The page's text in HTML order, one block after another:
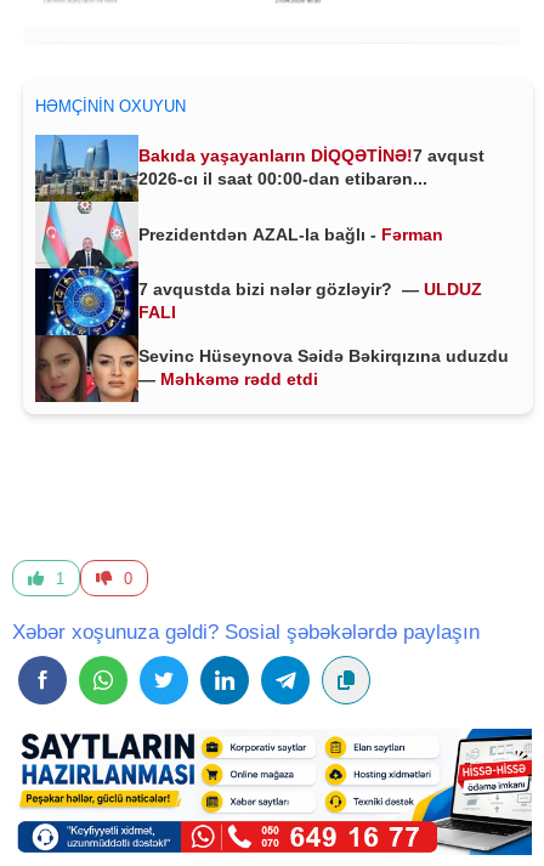
HƏMÇININ OXUYUN
Bakıda yaşayanların DİQQƏTİNƏ!7 avqust
2026-cı il saat 00:00-dan etibarən...
Prezidentdən AZAL-la bağlı - Fərman
7 avqustda bizi nələr gözləyir? — ULDUZ
FALI
Sevinc Hüseynova Səidə Bəkirqızına uduzdu
— Məhkəmə rədd etdi
1 0
Xəbər xoşunuza gəldi? Sosial şəbəkələrdə paylaşın